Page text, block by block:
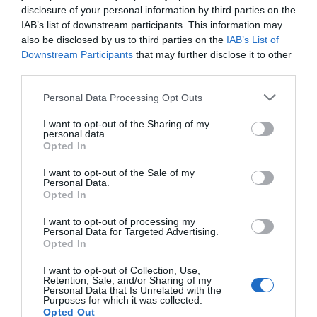
disclosure of your personal information by third parties on the
IAB’s list of downstream participants. This information may
also be disclosed by us to third parties on the IAB’s List of
Downstream Participants that may further disclose it to other
Personal Data Processing Opt Outs
I want to opt-out of the Sharing of my
personal data.
Opted In
I want to opt-out of the Sale of my
Personal Data.
Opted In
I want to opt-out of processing my
Personal Data for Targeted Advertising.
Opted In
I want to opt-out of Collection, Use,
Retention, Sale, and/or Sharing of my
Personal Data that Is Unrelated with the
Purposes for which it was collected.
Opted Out
Opinión
Enormes minucias
Nokia, Ericsson... Huawei: lo que importan
son las patentes
Eulogio López